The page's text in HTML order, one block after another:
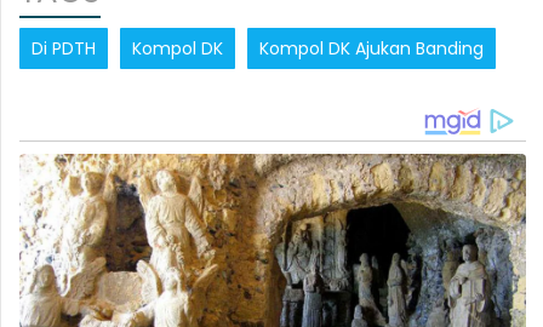
Di PDTH Kompol DK Kompol DK Ajukan Banding